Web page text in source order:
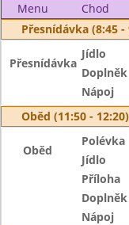
Menu
Chod
Přesnídávka (8:45 -
Přesnídávka
Jídlo
Doplněk
Nápoj
Oběd (11:50 - 12:20)
Oběd
Polévka
Jídlo
Příloha
Doplněk
Nápoj